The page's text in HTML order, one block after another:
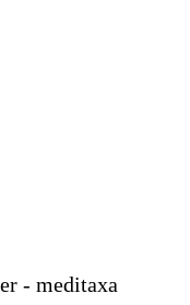
- meditaxa